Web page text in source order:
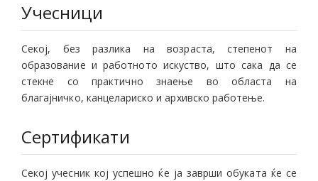
Учесници
Секој, без разлика на возраста, степенот на
образование и работното искуство, што сака да се
стекне со практично знаење во областа на
благајничко, канцелариско и архивско работење.
Сертификати
Секој учесник кој успешно ќе ја заврши обуката ќе се